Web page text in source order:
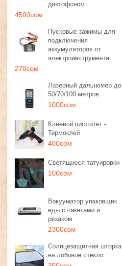
диктофоном
4500сом
Пусковые зажимы для
подключения
аккумуляторов от
электроинструмента
270сом
Лазерный дальномер до
50/70/100 метров
1000сом
Клеевой пистолет -
Термоклей
400сом
Светящиеся татуировки
100сом
Вакууматор упаковщик
еды с пакетами и
резаком
2300сом
Солнцезащитная шторка
на лобовое стекло